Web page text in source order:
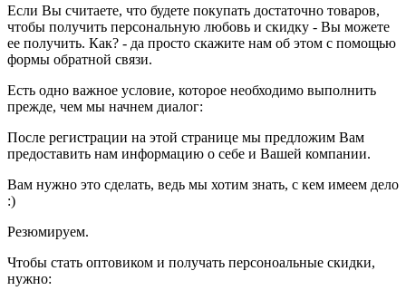
Если Вы считаете, что будете покупать достаточно товаров,
чтобы получить персональную любовь и скидку - Вы можете
ее получить. Как? - да просто скажите нам об этом с помощью
формы обратной связи.
Есть одно важное условие, которое необходимо выполнить
прежде, чем мы начнем диалог:
После регистрации на этой странице мы предложим Вам
предоставить нам информацию о себе и Вашей компании.
Вам нужно это сделать, ведь мы хотим знать, с кем имеем дело
:)
Резюмируем.
Чтобы стать оптовиком и получать персоноальные скидки,
нужно: